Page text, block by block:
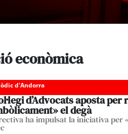
econòmica
d'Andorra
d’Advocats aposta
el degà
ha impulsat la iniciativa per